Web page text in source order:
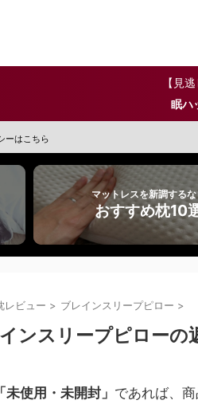
【見
眠ハ
ーはこちら
マットレスを新調する
おすすめ枕10
レビュー > ブレインスリープピロー >
ンスリープピローの
「未使用・未開封」 であれば、